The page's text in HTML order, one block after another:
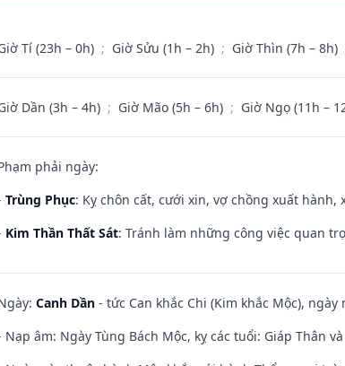
Tí (23h – 0h) ; Giờ Sửu (1h – 2h) ; Giờ Thìn (7h – 8h)
Dần (3h – 4h) ; Giờ Mão (5h – 6h) ; Giờ Ngọ (11h –
phải ngày:
Trùng Phục: Kỵ chôn cất, cưới xin, vợ chồng xuất hành,
Kim Thần Thất Sát: Tránh làm những công việc quan
Canh Dần - tức Can khắc Chi (Kim khắc Mộc),
Nạp âm: Ngày Tùng Bách Mộc, kỵ các tuổi: Giáp Thân